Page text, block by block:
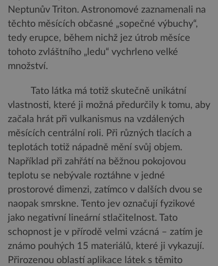
Neptunův Triton. Astronomové zaznamenali na
těchto měsících občasné „sopečné výbuchy“,
tedy erupce, během nichž jez útrob měsíce
tohoto zvláštního „ledu“ vychrleno velké
množství.
Tato látka má totiž skutečně unikátní
vlastnosti, které ji možná předurčily k tomu, aby
začala hrát při vulkanismus na vzdálených
měsících centrální roli. Při různých tlacích a
teplotách totiž nápadně mění svůj objem.
Například při zahřátí na běžnou pokojovou
teplotu se nebývale roztáhne v jedné
prostorové dimenzi, zatímco v dalších dvou se
naopak smrskne. Tento jev označují fyzikové
jako negativní lineární stlačitelnost. Tato
schopnost je v přírodě velmi vzácná – zatím je
známo pouhých 15 materiálů, které ji vykazují.
Přirozenou oblastí aplikace látek s těmito